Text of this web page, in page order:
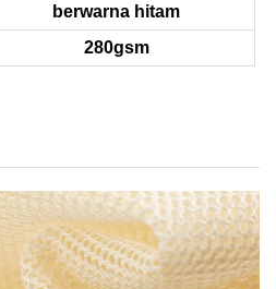
berwarna hitam
280gsm